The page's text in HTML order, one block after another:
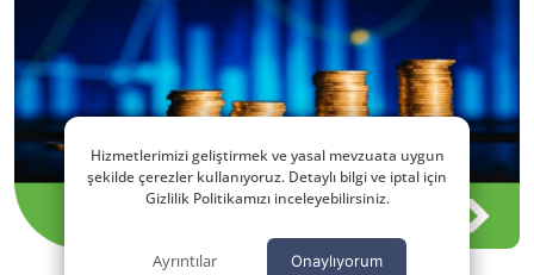
Hizmetlerimizi geliştirmek ve yasal mevzuata uygun
şekilde çerezler kullanıyoruz. Detaylı bilgi ve iptal için
Gizlilik Politikamızı inceleyebilirsiniz.
Ayrıntılar Onaylıyorum